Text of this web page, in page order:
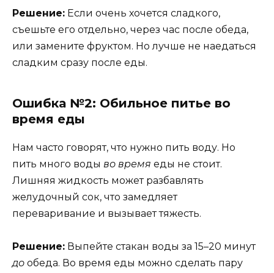
Решение: Если очень хочется сладкого,
съешьте его отдельно, через час после обеда,
или замените фруктом. Но лучше не наедаться
сладким сразу после еды.
Ошибка №2: Обильное питье во
время еды
Нам часто говорят, что нужно пить воду. Но
пить много воды во время еды не стоит.
Лишняя жидкость может разбавлять
желудочный сок, что замедляет
переваривание и вызывает тяжесть.
Решение: Выпейте стакан воды за 15–20 минут
до обеда. Во время еды можно сделать пару